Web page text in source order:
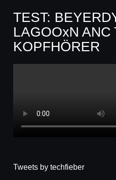
TEST:
LAGOOxN ANC
KOPFHÖRER
Tweets by techfieber